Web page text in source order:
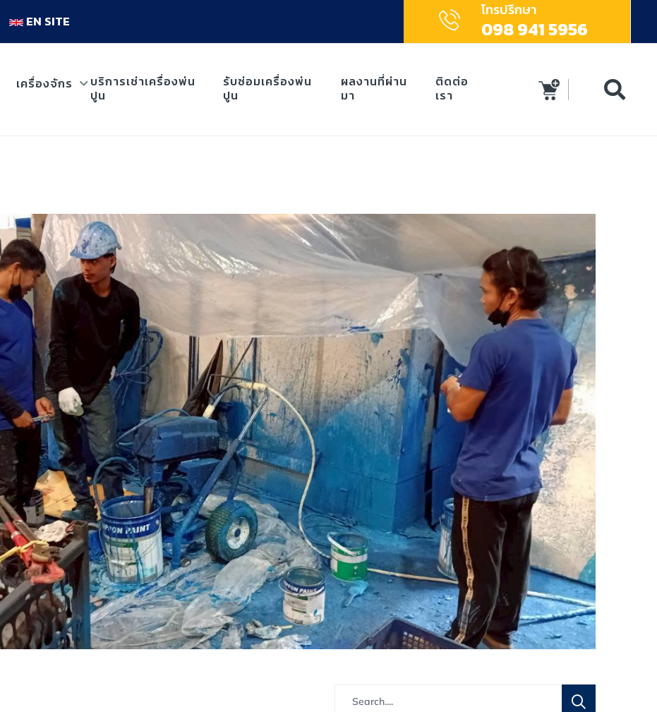
EN SITE
โทรปรึกษา
098 941 5956
เครื่องจักร
บริการเช่าเครื่องพ่น
ปูน
รับซ่อมเครื่องพ่น
ปูน
ผลงานที่ผ่าน
มา
ติดต่อ
เรา